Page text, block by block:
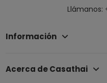
Llámanos:
Información
Acerca de Casathai